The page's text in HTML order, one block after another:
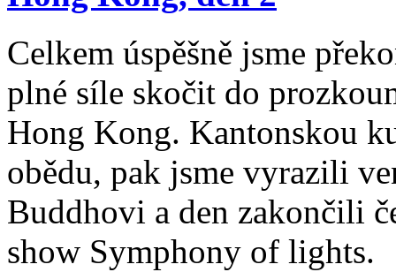
Celkem úspěšně jsme
plné síle skočit do
Hong Kong. Kantonskou
obědu, pak jsme vyrazili
Buddhovi a den zakončili
show Symphony of lights.